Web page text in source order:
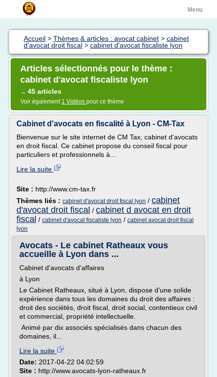
Menu
Accueil > Thèmes & articles : avocat cabinet > cabinet
d'avocat droit fiscal > cabinet d'avocat fiscaliste lyon
Articles sélectionnés pour le thème :
cabinet d'avocat fiscaliste lyon
→ 45 articles
Voir également 1 Vidéos pour ce thème
Cabinet d'avocats en fiscalité à Lyon - CM-Tax
Bienvenue sur le site internet de CM Tax, cabinet d'avocats
en droit fiscal. Ce cabinet propose du conseil fiscal pour
particuliers et professionnels à...
Lire la suite
Site : http://www.cm-tax.fr
Thèmes liés : cabinet d'avocat droit fiscal lyon / cabinet
d'avocat droit fiscal / cabinet d avocat en droit
fiscal / cabinet d'avocat fiscaliste lyon / cabinet avocat droit fiscal
lyon
Avocats - Le cabinet Ratheaux vous
accueille à Lyon dans ...
Cabinet d'avocats d'affaires
à Lyon
Le Cabinet Ratheaux, situé à Lyon, dispose d'une solide
expérience dans tous les domaines du droit des affaires :
droit des sociétés, droit fiscal, droit social, contentieux civil
et commercial, propriété intellectuelle.
Animé par dix associés spécialisés dans chacun des
domaines, il...
Lire la suite
Date: 2017-04-22 04:02:59
Site : http://www.avocats-lyon-ratheaux.fr